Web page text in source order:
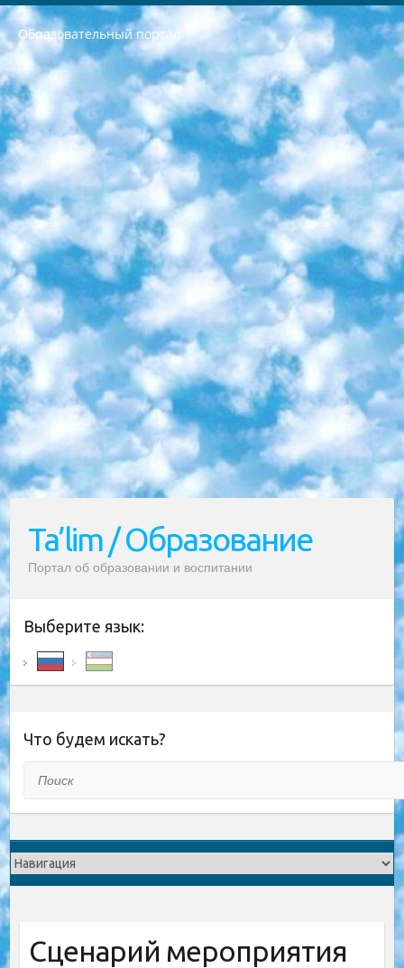
Образовательный портал
РЕСПУБЛИКА УЗБЕКИСТАН МИНИСТРЕРСТВО ДОШКОЛЬНОГО И ШКОЛЬНОГО ОБРАЗОВАНИЯ КОМАНДА в общеобразовательных учреждениях в 2023-2024 учебном году организация и проведение итоговой государственной аттестации обучающихся о Министра дошкольного и школьного образования Республики Узбекистан от 4 марта 2008 года (постановлением Минюста от 20 марта 2008 года № 1778 государственной регистрации) «Итоговое состояние учащихся общего среднего образования на основании положения об утверждении положения об аттестации общего среднего образования выпускной экзамен студентов в образовательных учреждениях в 2023-2024 учебном году В целях организации и прохождения аттестации приказываю: 1. Следующее: перечень предметов, по которым будет проводиться итоговая государственная аттестация и экзамен формы перевода согласно приложению 1; сертификаты международного образца, оценивающие уровень владения иностранными языками перечень согласно приложению 2; 2. Педагогический при специализированных образовательных учреждениях. научно-практический центр квалификации и международной оценки (Д.Давидова) 2024 г. До 25 марта: задания по предметам, по которым будет проводиться итоговая аттестация разработка и утверждение технических условий; итоговая аттестация на основании разработанного предметного задания разработка вопросов по предметам (устно и письменно), экзамен передача; общеобразовательные средние школы и специальные учебные заведения учащиеся выпускных классов школ и интернатов в агентской системе подготовка базы данных экзаменационных материалов и критериев оценки; перевод базы экзаменационных материалов на все языки обучения подать в Республиканский образовательный центр для изготовления; варианты экзаменов на основе разработанных контрольных материалов пусть будут поставлены задачи формирования. 3. Республиканский образовательный центр (Ш.Худайкулов) до 5 апреля 2024 года. до: база данных предоставленных экзаменационных материалов на все языки обучения перевод и экспертиза; для слепых, слабовидящих, глухих, слабослышащих и умственно отсталых детей учащиеся выпускных классов специализированных школ и школ-интернатов база данных экзаменационных материалов на всех преподаваемых языках подготовка критериев оценки; специализированные школы для умственно отсталых детей и технологии для учащихся выпускных классов школ-интернатов разработка соответствующих рекомендаций и критериев проведения ЕГЭ по естествознанию давать задания. 4. Педагогический при специализированных образовательных учреждениях. Научно-практический центр навыков и международной оценки (Д.Давидова), Республика образовательный центр (Худайкулов Ш.) итоговый государственный аттестационный экзамен ориентирован на творческое и логическое мышление при подготовке базы материалов учитывать введение заданий. 5. Следует отметить, что: сертификат государственного образца о знании общеобразовательного предмета и как минимум национальный уровень B1 по предметам на иностранных языках, указанным в Приложении 2. или международно признанный сертификат эквивалентного уровня студенты, изучающие определенный предмет, освобождаются от экзамена; по соответствующим предметам запланирована итоговая государственная аттестация за день до дня, путем жеребьевки Рабочей группой (в письменной форме по предметам, проводимым в форме) из числа сформированных вариантов выбрано 2 варианта; 2 выбранных варианта экзамена анонсированы на официальном сайте министерства и все выпускники по всей стране на основе этих вариантов проводит итоговую государственную аттестацию. 6. Государственное образование учащихся средних общеобразовательных учреждений. знания в соответствии с квалификационными требованиями, которые необходимо приобрести на основании стандартов итоговый (выпускной) контроль для 9 и 11 классов в целях тестирования Экзамены (далее – экзамены) состоят из предметов, перечисленных в приложении 1. будет сделано. 7. Экзамены пройдут с 26 мая по 15 июня 2024 г. (кроме науки физического воспитания). 8. Физическая для учащихся 9 классов общесредних образовательных учреждений. Экзамены по предмету «Образование, квалификация медицина» 1-6 мая 2024 года. сотрудники перевести под присмотр (с отклонениями в физическом или умственном развитии) специализированная школа для детей, школы-интернаты и со сколиозом школы-интернаты санаторного типа для больных детей исключены). 9. Он был слепым, слабовидящим и имел нарушения опорно-двигательного аппарата. экзамены в специализированных школах и интернатах для детей должны проводиться исходя из требований, предъявляемых к общеобразовательным учреждениям (физкультура кроме науки). 10. Специализированная школа для глухих и слабослышащих детей. и экзамены в интернатах и быть реализован в виде письменного теста по математике. 11. Специальность для умственно отсталых детей. Для 9 класса Родной язык и литературное письмо Государственный язык (язык обучения – узбекский). для неклассов) написано Математическое письмо Письменная/устная история Узбекистана Физическое воспитание практично Итоговый контроль Для 11 класса Написание родного языка и литературы (эссе) Математическое письмо Узбекский язык (обучение на узбекском языке) не посещающее общее среднее образование для учреждений)/Образовательное учреждение выбор письменный и устный Иностранный язык письменный/устный Письменная/устная история Узбекистана *По выбору студента:  Химия  Физика  Основы государственного права  География 10 бесплатных образовательных ресурсов - Мы составили подборку онлайн-проектов с интерактивными упражнениями, видеолекциями и статьями. Они помогут вам обрести новые и освежить старые знания бесплатно. 1. «ИНТУИТ» Старейшая образовательная площадка Рунета. Здесь вы найдёте сотни текстовых и видеокурсов на десятки различных тем — от программирования до психологии. Многие курсы подготовлены российскими университетами и крупными международными компаниями вроде Intel и Microsoft. Самостоятельное обучение бесплатное, но желающие могут оплатить услуги персональных наставников. 2. «Смартия» знакомит с актуальными профессиями и подсказывает, как им обучаться. Выбрав заинтересовавшую вас специальность — SMM-специалист, фотограф, веб-дизайнер или другую, — увидите список необходимых для неё умений. Чтобы вы могли освоить их самостоятельно, для каждого умения площадка отображает подборку ссылок на учебные материалы. Хотя «Смартия» ориентируется на русскоязычную аудиторию, часть контента всё же доступна только на английском. 3. «Лекторий Физтеха» Проект Московского физико-технического института (Физтеха). С его помощью вы можете смотреть онлайн серии лекций, записанные на видео в этом вузе. В числе доступных предметов — физика, биология, химия, информационные технологии и другие. К некоторым лекциям администрация ресурса прилагает готовые конспекты, которые можно скачивать в PDF-формате. 4. ITMOcourses Онлайн-площадка Санкт-Петербургского национального исследовательского университета информационных технологий, механики и оптики (ИТМО). Ресурс предоставляет свободный доступ к курсам, разработанным в этом вузе. Каталог материалов разбит на четыре категории: «Оптические системы и технологии», «Приборостроение и робототехника», «Информационные технологии» и «Биотехнологии». Курсы состоят из видеолекций, интерактивных демонстраций и заданий. 5. «КиберЛенинка» Электронная научная библиотека открытого доступа. Каталог площадки регулярно обрастает текстами статей из различных научных изданий. Сгруппированные по журналам и рубрикам публикации можно читать онлайн или скачивать целиком в PDF-формате. Проект нацелен на популяризацию науки за счёт открытого доступа к качественной информации. 6. «ПостНаука» На этом ресурсе публикуют подборки видеолекций, составленные экспертами из разных отраслей и объединённые общими темами. Среди них, к примеру, есть серии «Биоинформатика и геномика», «Культура средневековой Скандинавии» и Cinema Studies о теории кино. Каждая подборка лекций — логически связанная история, рассказанная экспертом от первого лица. Кроме того, на сайте появляются научно-образовательные статьи и тесты на разные темы. 7. «Newочём» Команда проекта «Newочём» отбирает самые интересные тексты из англоязычных СМИ и переводит те из них, за которые голосуют участники сообщества «ВКонтакте». По большей части это научно-популярные статьи. Редакторы придумывают лишь заголовки, в остальном содержание переводов соответствует оригиналам. Полные тексты можно читать прямо в социальной сети. 8. InternetUrok Онлайн-база материалов по основным дисциплинам школьной программы. Информация на сайте структурирована по классам, предметам и темам (урокам). Каждый урок состоит из видеолекций и конспектов. Есть также интерактивные тренажёры и тесты для закрепления пройденного материала. Даже если вы давно окончили школу, возможность повторить программу старших классов всегда может пригодиться. 9. Edutainme Ещё один ресурс об образовании. В отличие от Newtonew, как мне кажется, Edutainme больше ориентируется на представителей индустрии: педагогов, предпринимателей, разработчиков образовательных проектов. Но и любой, кто просто стремится к саморазвитию, найдёт на сайте много полезного и интересного для себя. Например, информацию о новых курсах и образовательных сервисах. 10. Newtonew Онлайн-медиа об образовании и обучении в широком смысле. Авторы Newtonew пишут об инструментах, заведениях, тактиках и стратегиях, которые помогают учить других и получать новые знания самостоятельно. На этой площадке вы найдёте новости, обзоры, аналитические мат
Ta’lim / Образование
Портал об образовании и воспитании
Выберите язык:
Что будем искать?
Сценарий мероприятия